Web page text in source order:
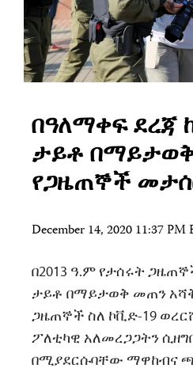
በዓለማቀፍ ደረጃ
ታይቶ
የጋዜጠኞች
December 14, 2020 11:37 PM
በ2013 ዓ.ም የታሰሩት
ታይቶ በማይታወቅ መጠን
ጋዜጠኞች ስለ ኮቪድ-19
ፖለቲካዊ አለመረጋጋትን
በሚያደርሱባቸው ማዋከብና